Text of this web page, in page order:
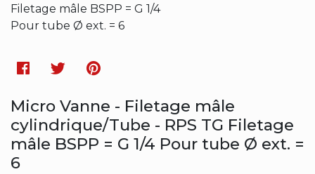
Filetage mâle BSPP = G 1/4
Pour tube Ø ext. = 6
Facebook
TwitterPinterest
Micro Vanne - Filetage mâle
cylindrique/Tube - RPS TG Filetage
mâle BSPP = G 1/4 Pour tube Ø ext. =
6